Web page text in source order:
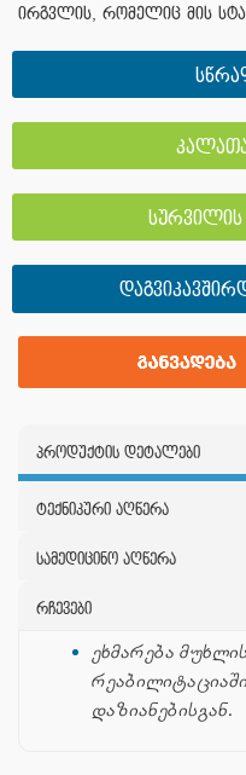
ირგვლის, რომელიც მის
სურვილის
პროდუქტის დეტალები
ტექნიკური აღწერა
სამედიცინო აღწერა
რჩევები
ეხმარება
დაზიანებისგან.